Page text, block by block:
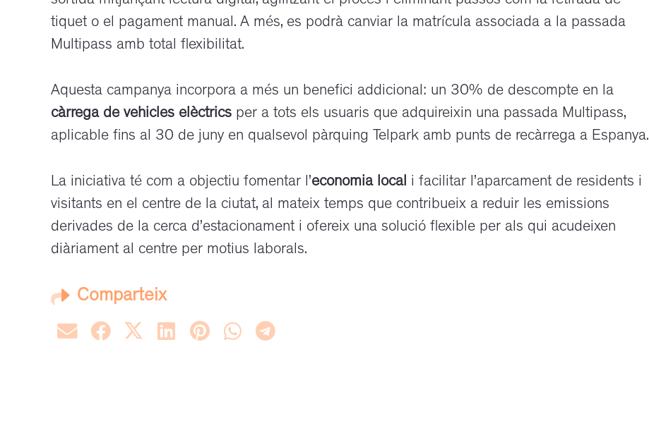
tiquet o el pagament manual. A més, es podrà canviar la matrícula associada a la passada
Multipass amb total flexibilitat.
Aquesta campanya incorpora a més un benefici addicional: un 30% de descompte en la
càrrega de vehicles elèctrics per a tots els usuaris que adquireixin una passada Multipass,
aplicable fins al 30 de juny en qualsevol pàrquing Telpark amb punts de recàrrega a Espanya.
La iniciativa té com a objectiu fomentar l’economia local i facilitar l’aparcament de residents i
visitants en el centre de la ciutat, al mateix temps que contribueix a reduir les emissions
derivades de la cerca d’estacionament i ofereix una solució flexible per als qui acudeixen
diàriament al centre per motius laborals.
Comparteix